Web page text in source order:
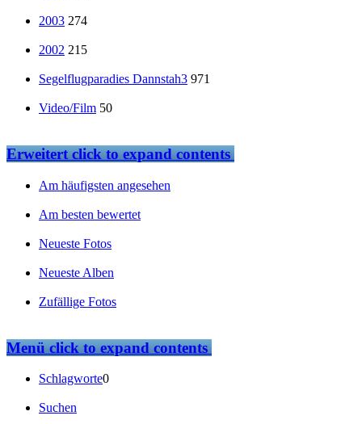
2003 274
2002 215
Segelflugparadies Dannstah3 971
Video/Film 50
Erweitertclick to expand contents
Am häufigsten angesehen
Am besten bewertet
Neueste Fotos
Neueste Alben
Zufällige Fotos
Menüclick to expand contents
Schlagworte0
Suchen